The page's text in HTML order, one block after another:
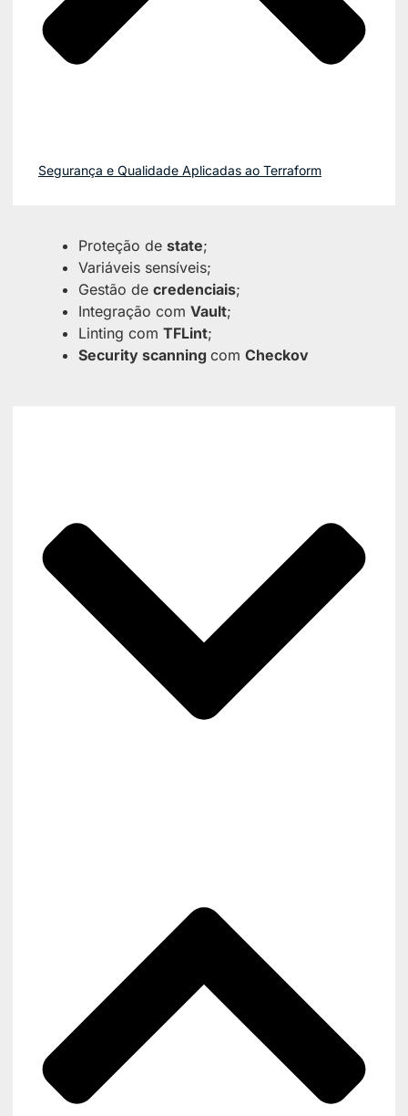
Segurança e Qualidade Aplicadas ao Terraform
Proteção de state;
Variáveis sensíveis;
Gestão de credenciais;
Integração com Vault;
Linting com TFLint;
Security scanning com Checkov